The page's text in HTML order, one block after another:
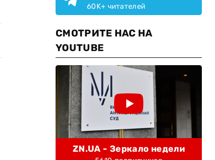
60K+ читателей
СМОТРИТЕ НАС НА
YOUTUBE
ZN.UA - Зеркало недели